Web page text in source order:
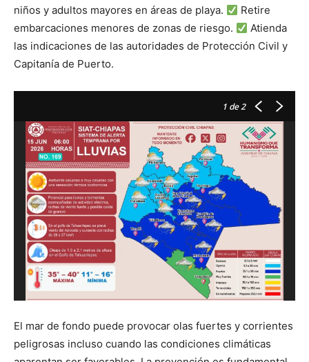
niños y adultos mayores en áreas de playa.
Retire
embarcaciones menores de zonas de riesgo.
Atienda
las indicaciones de las autoridades de Protección Civil y
Capitanía de Puerto.
1 de 2
El mar de fondo puede provocar olas fuertes y corrientes
peligrosas incluso cuando las condiciones climáticas